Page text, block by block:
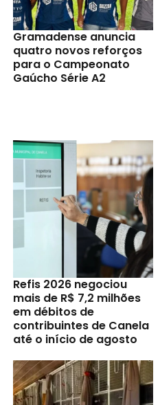
Gramadense anuncia
quatro novos reforços
para o Campeonato
Gaúcho Série A2
Refis 2026 negociou
mais de R$ 7,2 milhões
em débitos de
contribuintes de Canela
até o início de agosto